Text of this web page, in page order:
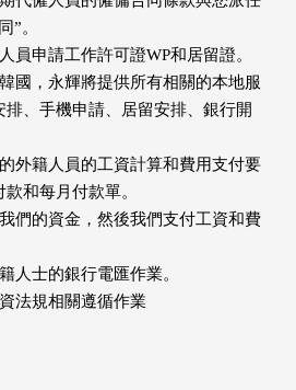
”。
員申請工作許可證WP和居留證。
國，永輝將提供所有相關的本地服
、手機申請、居留安排、銀行開
外籍人員的工資計算和費用支付要
和每月付款單。
們的資金，然後我們支付工資和費
人士的銀行電匯作業。
法規相關遵循作業